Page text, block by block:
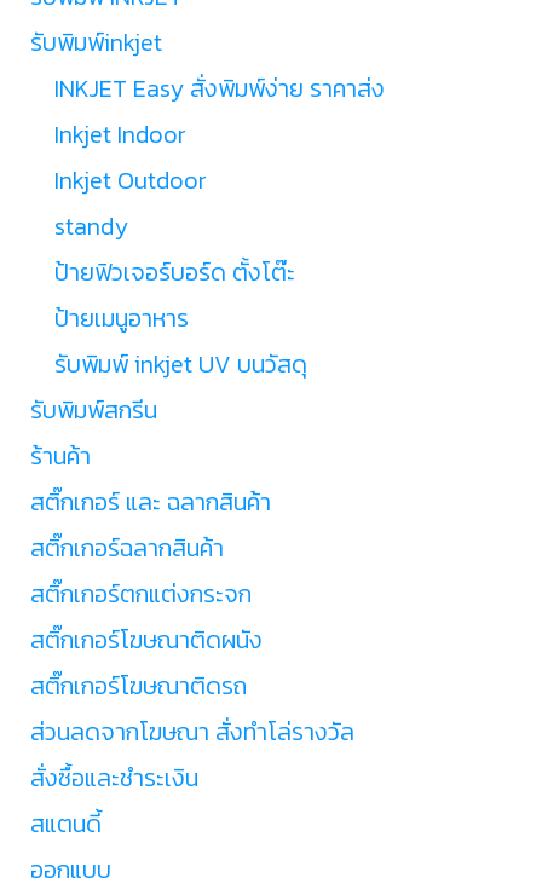
รับพิมพ์inkjet
INKJET Easy สั่งพิมพ์ง่าย ราคาส่ง
Inkjet Indoor
Inkjet Outdoor
standy
ป้ายฟิวเจอร์บอร์ด ตั้งโต๊ะ
ป้ายเมนูอาหาร
รับพิมพ์ inkjet UV บนวัสดุ
รับพิมพ์สกรีน
ร้านค้า
สติ๊กเกอร์ และ ฉลากสินค้า
สติ๊กเกอร์ฉลากสินค้า
สติ๊กเกอร์ตกแต่งกระจก
สติ๊กเกอร์โฆษณาติดผนัง
สติ๊กเกอร์โฆษณาติดรถ
ส่วนลดจากโฆษณา สั่งทำโล่รางวัล
สั่งซื้อและชำระเงิน
สแตนดี้
ออกแบบ